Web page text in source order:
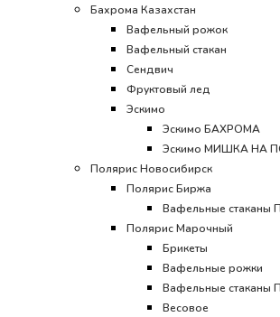
Бахрома Казахстан
Вафельный рожок
Вафельный стакан
Сендвич
Фруктовый лед
Эскимо
Эскимо БАХРОМА
Эскимо МИШКА НА
Полярис Новосибирск
Полярис Биржа
Вафельные стаканы
Полярис Марочный
Брикеты
Вафельные рожки
Вафельные стаканы
Весовое